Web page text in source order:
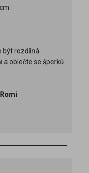
být rozdílná.
a oblečte se šperků